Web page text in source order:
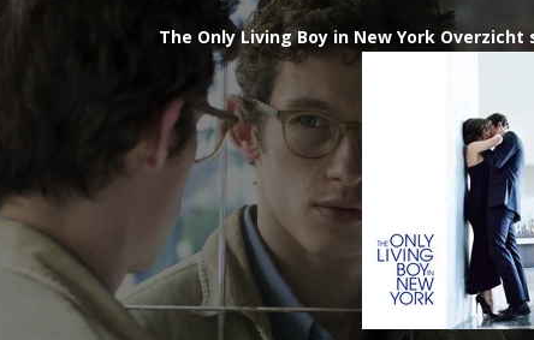
The Only Living Boy in New York